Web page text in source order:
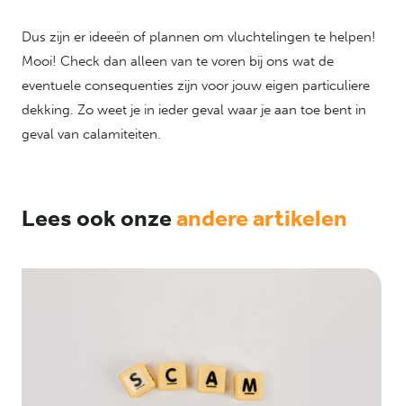
Dus zijn er ideeën of plannen om vluchtelingen te helpen!
Mooi! Check dan alleen van te voren bij ons wat de
eventuele consequenties zijn voor jouw eigen particuliere
dekking. Zo weet je in ieder geval waar je aan toe bent in
geval van calamiteiten.
Lees ook onzeandere artikelen